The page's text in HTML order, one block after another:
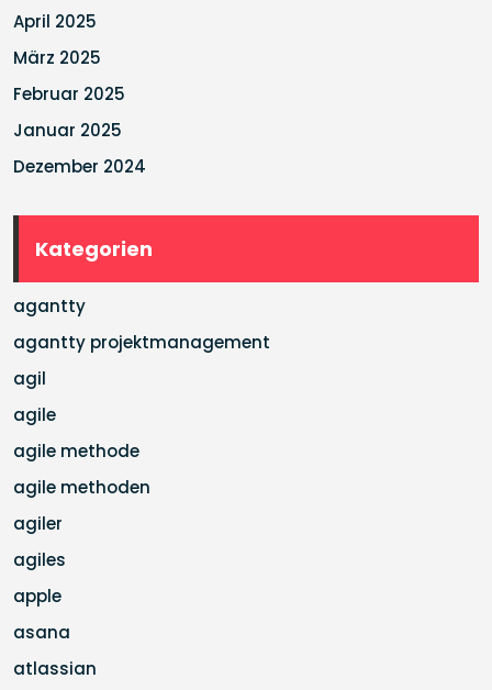
April 2025
März 2025
Februar 2025
Januar 2025
Dezember 2024
Kategorien
agantty
agantty projektmanagement
agil
agile
agile methode
agile methoden
agiler
agiles
apple
asana
atlassian